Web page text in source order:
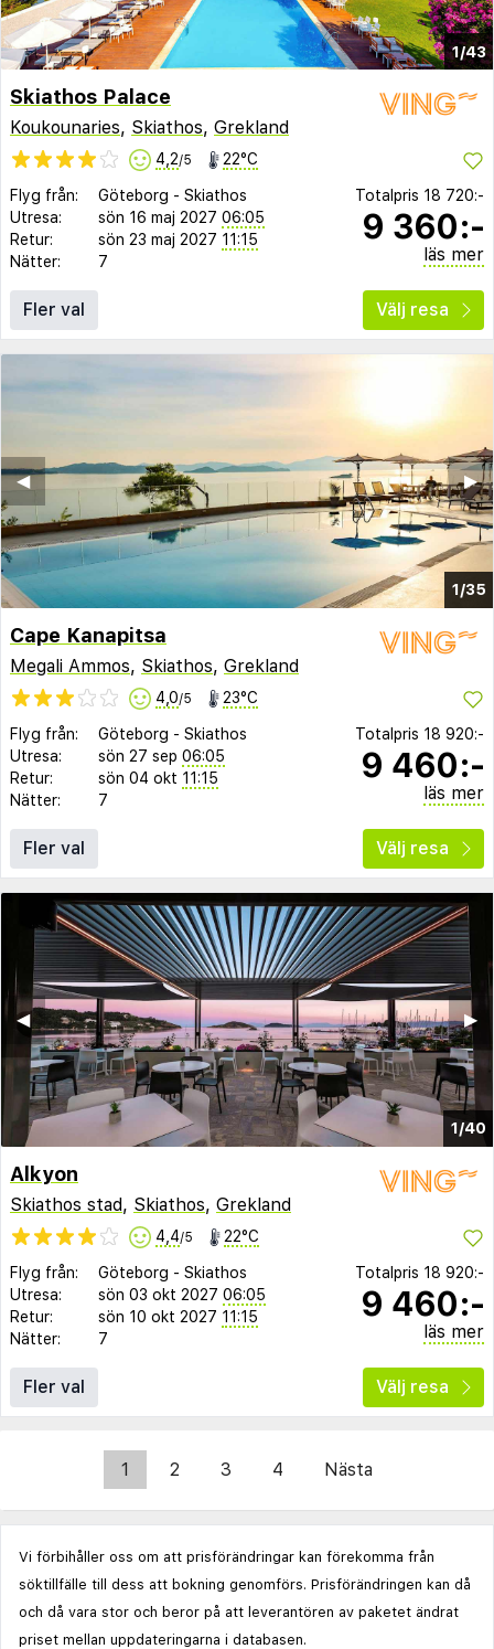
1/43
Skiathos Palace
Koukounaries, Skiathos, Grekland
4,2/5 22°C
Flyg från: Göteborg - Skiathos
Utresa:
sön 16 maj 2027 06:05
Retur:
sön 23 maj 2027 11:15
Nätter:
7
Totalpris 18 720:-
9 360:-
läs mer
Fler val Välj resa
1/35
▶︎
◀︎
Cape Kanapitsa
Megali Ammos, Skiathos, Grekland
4,0/5 23°C
Flyg från: Göteborg - Skiathos
Utresa:
sön 27 sep 06:05
Retur:
sön 04 okt 11:15
Nätter:
7
Totalpris 18 920:-
9 460:-
läs mer
Fler val Välj resa
1/40
▶︎
◀︎
Alkyon
Skiathos stad, Skiathos, Grekland
4,4/5 22°C
Flyg från: Göteborg - Skiathos
Utresa:
sön 03 okt 2027 06:05
Retur:
sön 10 okt 2027 11:15
Nätter:
7
Totalpris 18 920:-
9 460:-
läs mer
Fler val Välj resa
1 2 3 4 Nästa
Vi förbihåller oss om att prisförändringar kan förekomma från
söktillfälle till dess att bokning genomförs. Prisförändringen kan då
och då vara stor och beror på att leverantören av paketet ändrat
priset mellan uppdateringarna i databasen.